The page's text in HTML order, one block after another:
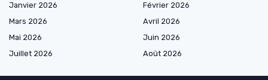
Janvier 2026
Février 2026
Mars 2026
Avril 2026
Mai 2026
Juin 2026
Juillet 2026
Août 2026